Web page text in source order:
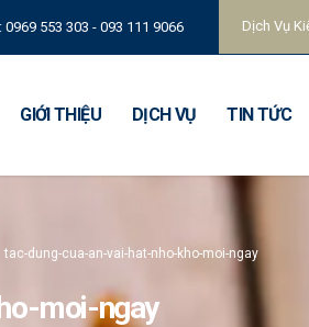
Dịch Vụ
0969 553 303 - 093 111 9066
GIỚI THIỆU DỊCH VỤ TIN TỨC
tac-dung-cua-an-vai-hat-nho-kho-moi-ngay
moi-ngay